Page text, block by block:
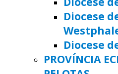
Diocese
Diocese
PROVÍNCIA